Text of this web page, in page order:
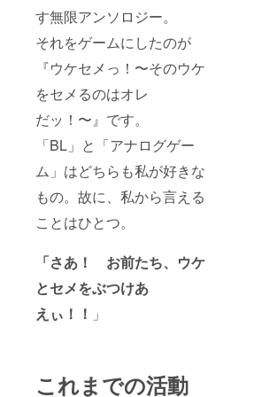
す無限アンソロジー。
それをゲームにしたのが
『ウケセメっ！〜そのウケ
をセメるのはオレ
だッ！〜』です。
「BL」と「アナログゲー
ム」はどちらも私が好きな
もの。故に、私から言える
ことはひとつ。
「さあ！ お前たち、ウケ
とセメをぶつけあ
えぃ！！ 」
これまでの活動